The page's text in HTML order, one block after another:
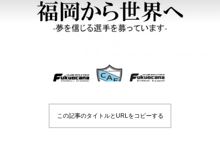
この記事のタイトルとURLをコピーする